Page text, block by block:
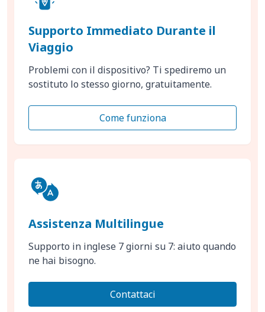
Supporto Immediato Durante il
Viaggio
Problemi con il dispositivo? Ti spediremo un
sostituto lo stesso giorno, gratuitamente.
Come funziona
Assistenza Multilingue
Supporto in inglese 7 giorni su 7: aiuto quando
ne hai bisogno.
Contattaci